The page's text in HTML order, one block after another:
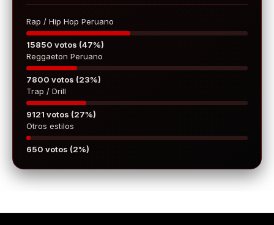
Rap / Hip Hop Peruano
15850 votos (47%)
Reggaeton Peruano
7800 votos (23%)
Trap / Drill
9121 votos (27%)
Otros estilos
650 votos (2%)